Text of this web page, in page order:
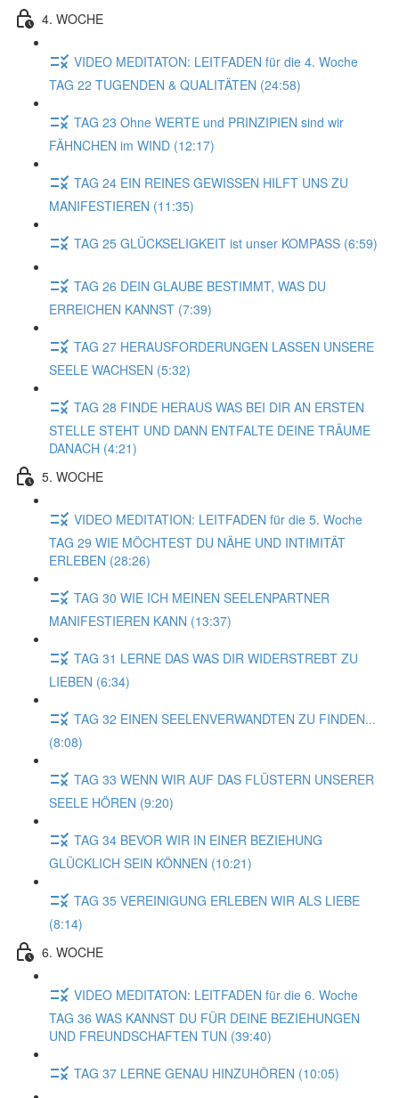
4. WOCHE
VIDEO MEDITATON: LEITFADEN für die 4. Woche
TAG 22 TUGENDEN & QUALITÄTEN (24:58)
TAG 23 Ohne WERTE und PRINZIPIEN sind wir
FÄHNCHEN im WIND (12:17)
TAG 24 EIN REINES GEWISSEN HILFT UNS ZU
MANIFESTIEREN (11:35)
TAG 25 GLÜCKSELIGKEIT ist unser KOMPASS (6:59)
TAG 26 DEIN GLAUBE BESTIMMT, WAS DU
ERREICHEN KANNST (7:39)
TAG 27 HERAUSFORDERUNGEN LASSEN UNSERE
SEELE WACHSEN (5:32)
TAG 28 FINDE HERAUS WAS BEI DIR AN ERSTEN
STELLE STEHT UND DANN ENTFALTE DEINE TRÄUME
DANACH (4:21)
5. WOCHE
VIDEO MEDITATION: LEITFADEN für die 5. Woche
TAG 29 WIE MÖCHTEST DU NÄHE UND INTIMITÄT
ERLEBEN (28:26)
TAG 30 WIE ICH MEINEN SEELENPARTNER
MANIFESTIEREN KANN (13:37)
TAG 31 LERNE DAS WAS DIR WIDERSTREBT ZU
LIEBEN (6:34)
TAG 32 EINEN SEELENVERWANDTEN ZU FINDEN...
(8:08)
TAG 33 WENN WIR AUF DAS FLÜSTERN UNSERER
SEELE HÖREN (9:20)
TAG 34 BEVOR WIR IN EINER BEZIEHUNG
GLÜCKLICH SEIN KÖNNEN (10:21)
TAG 35 VEREINIGUNG ERLEBEN WIR ALS LIEBE
(8:14)
6. WOCHE
VIDEO MEDITATON: LEITFADEN für die 6. Woche
TAG 36 WAS KANNST DU FÜR DEINE BEZIEHUNGEN
UND FREUNDSCHAFTEN TUN (39:40)
TAG 37 LERNE GENAU HINZUHÖREN (10:05)